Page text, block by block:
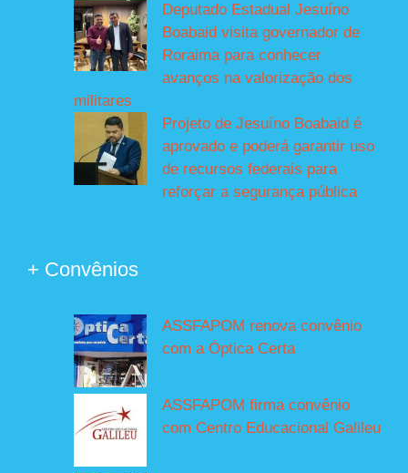
Deputado Estadual Jesuíno
Boabaid visita governador de
Roraima para conhecer
avanços na valorização dos
militares
Projeto de Jesuíno Boabaid é
aprovado e poderá garantir uso
de recursos federais para
reforçar a segurança pública
+ Convênios
ASSFAPOM renova convênio
com a Óptica Certa
ASSFAPOM firma convênio
com Centro Educacional Galileu